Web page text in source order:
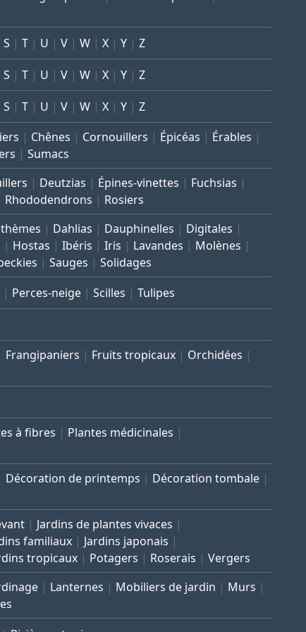
S T U V W X Y Z
S T U V W X Y Z
S T U V W X Y Z
Chênes Cornouillers Épicéas
Érables
Sumacs
Deutzias Épines-vinettes
Fuchsias
Rhododendrons Rosiers
Dahlias Dauphinelles
Digitales
Hostas Ibéris Iris Lavandes
Molènes
Sauges Solidages
Perces-neige Scilles Tulipes
Frangipaniers Fruits tropicaux
Orchidées
à fibres
Plantes médicinales
Décoration de printemps
Décoration tombale
Jardins de plantes vivaces
familiaux
Jardins japonais
tropicaux Potagers Roserais Vergers
Lanternes Mobiliers de jardin
Murs